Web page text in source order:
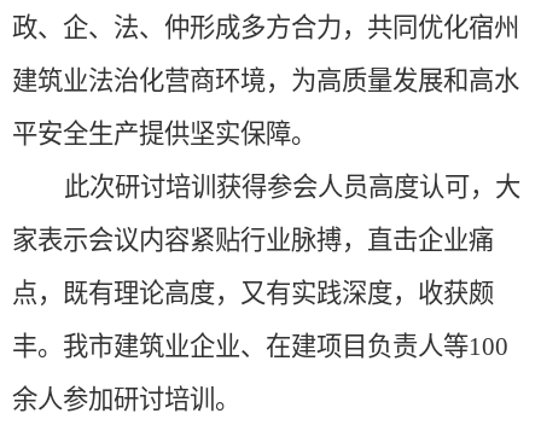
政、企、法、仲形成多方合力，共同优化宿州
建筑业法治化营商环境，为高质量发展和高水
平安全生产提供坚实保障。
此次研讨培训获得参会人员高度认可，大
家表示会议内容紧贴行业脉搏，直击企业痛
点，既有理论高度，又有实践深度，收获颇
丰。我市建筑业企业、在建项目负责人等100
余人参加研讨培训。